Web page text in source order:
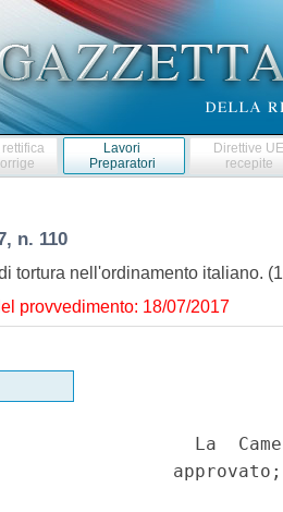
Lavori
Preparatori
Direttive
recepite
n. 110
tortura nell'ordinamento italiano.
provvedimento: 18/07/2017